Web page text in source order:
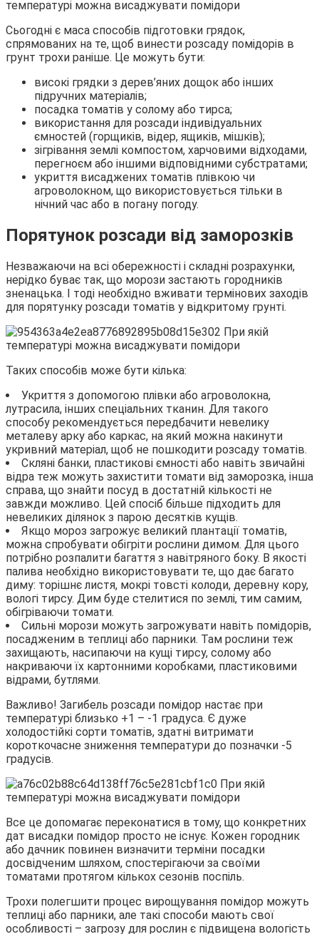
Сьогодні є маса способів підготовки грядок,
спрямованих на те, щоб винести розсаду помідорів в
грунт трохи раніше. Це можуть бути:
високі грядки з дерев’яних дощок або інших
підручних матеріалів;
посадка томатів у солому або тирса;
використання для розсади індивідуальних
ємностей (горщиків, відер, ящиків, мішків);
зігрівання землі компостом, харчовими відходами,
перегноєм або іншими відповідними субстратами;
укриття висаджених томатів плівкою чи
агроволокном, що використовується тільки в
нічний час або в погану погоду.
Порятунок розсади від заморозків
Незважаючи на всі обережності і складні розрахунки,
нерідко буває так, що морози застають городників
зненацька. І тоді необхідно вживати термінових заходів
для порятунку розсади томатів у відкритому грунті.
Таких способів може бути кілька:
Укриття з допомогою плівки або агроволокна,
лутрасила, інших спеціальних тканин. Для такого
способу рекомендується передбачити невелику
металеву арку або каркас, на який можна накинути
укривний матеріал, щоб не пошкодити розсаду томатів.
Скляні банки, пластикові ємності або навіть звичайні
відра теж можуть захистити томати від заморозка, інша
справа, що знайти посуд в достатній кількості не
завжди можливо. Цей спосіб більше підходить для
невеликих ділянок з парою десятків кущів.
Якщо мороз загрожує великий плантації томатів,
можна спробувати обігріти рослини димом. Для цього
потрібно розпалити багаття з навітряного боку. В якості
палива необхідно використовувати те, що дає багато
диму: торішнє листя, мокрі товсті колоди, деревну кору,
вологі тирсу. Дим буде стелитися по землі, тим самим,
обігріваючи томати.
Сильні морози можуть загрожувати навіть помідорів,
посадженим в теплиці або парники. Там рослини теж
захищають, насипаючи на кущі тирсу, солому або
накриваючи їх картонними коробками, пластиковими
відрами, бутлями.
Важливо! Загибель розсади помідор настає при
температурі близько +1 – -1 градуса. Є дуже
холодостійкі сорти томатів, здатні витримати
короткочасне зниження температури до позначки -5
градусів.
Все це допомагає переконатися в тому, що конкретних
дат висадки помідор просто не існує. Кожен городник
або дачник повинен визначити терміни посадки
досвідченим шляхом, спостерігаючи за своїми
томатами протягом кількох сезонів поспіль.
Трохи полегшити процес вирощування помідор можуть
теплиці або парники, але такі способи мають свої
особливості – загрозу для рослин є підвищена вологість